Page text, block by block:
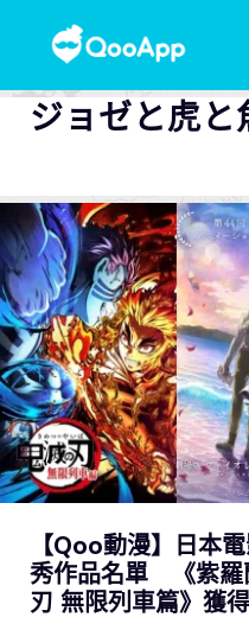
ジョゼと虎と
【Qoo動漫】日本
秀作品名單 《紫羅
刃 無限列車篇》獲